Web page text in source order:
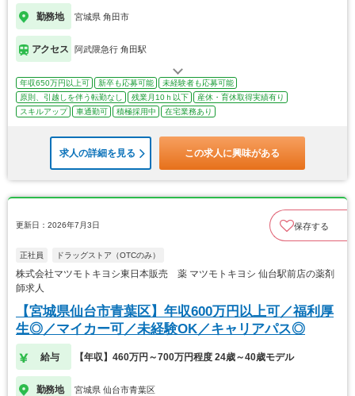
勤務地 宮城県 角田市
アクセス 阿武隈急行 角田駅
年収650万円以上可 新卒も応募可能
未経験者も応募可能
原則、引越しを伴う転勤なし
残業月10ｈ以下
産休・育休取得実績有り
スキルアップ
車通勤可 積極採用中 在宅業務あり
求人の詳細を見る この求人に興味がある
更新日：2026年7月3日 保存する
正社員 ドラッグストア（OTCのみ）
株式会社マツモトキヨシ東日本販売 薬 マツモトキヨシ 仙台駅前店の薬剤
師求人
【宮城県仙台市青葉区】年収600万円以上可／福利厚
生◎／マイカー可／未経験OK／キャリアパス◎
給与 【年収】460万円～700万円程度 24歳～40歳モデル
勤務地 宮城県 仙台市青葉区